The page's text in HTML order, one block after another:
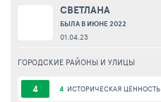
СВЕТЛАНА
БЫЛА В ИЮНЕ 2022
01.04.23
ГОРОДСКИЕ РАЙОНЫ И УЛИЦЫ
4 4 ИСТОРИЧЕСКАЯ ЦЕННОСТЬ